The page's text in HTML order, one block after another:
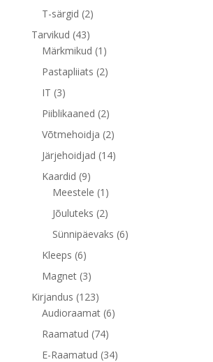
toodet
T-särgid 22
Tarvikud 4343
toodet
Märkmikud 1 1
toode
Pastapliiats 22
IT 33
toodet
Piiblikaaned 22
toodet
Võtmehoidja 22
toodet
Järjehoidjad 1414
Kaardid 99
toodet
Meestele 1 1
toode
Jõuluteks 22
toodet
Sünnipäevaks 66
Kleeps 66
toodet
Magnet 33
toodet
Kirjandus 123123
toodet
Audioraamat 66
Raamatud 7474
toodet
E-Raamatud 3434